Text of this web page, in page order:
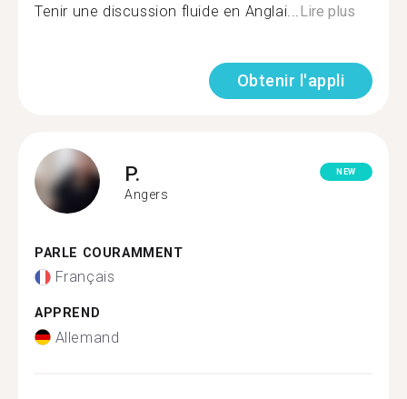
Tenir une discussion fluide en Anglai... Lire plus
Obtenir l'appli
P.
Angers
NEW
PARLE COURAMMENT
Français
APPREND
Allemand